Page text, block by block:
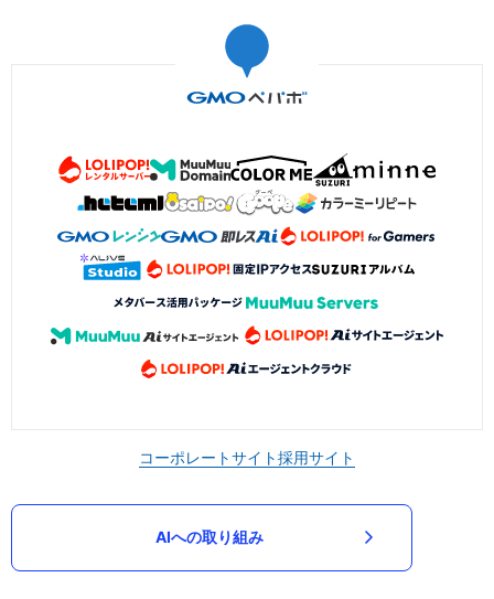
コーポレートサイト採用サイト
AIへの取り組み